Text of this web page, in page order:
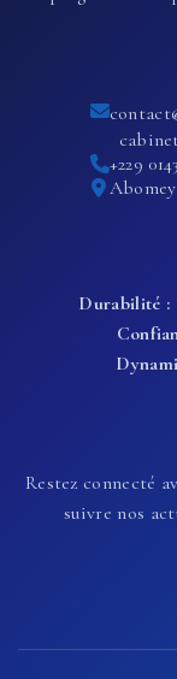
+229
Durabilité :
Restez connecté
suivre nos